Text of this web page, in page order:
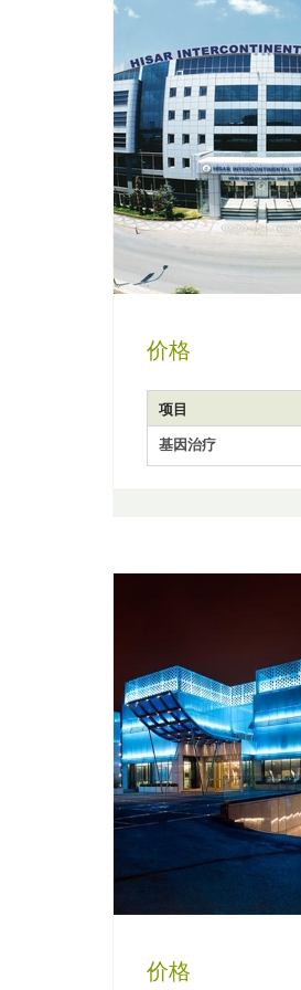
价格
项目
基因治疗
价格